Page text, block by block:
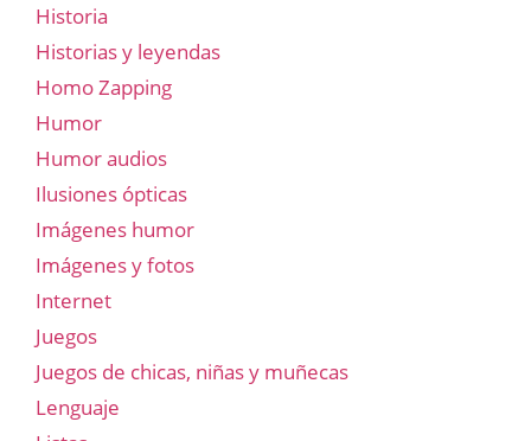
Historia
Historias y leyendas
Homo Zapping
Humor
Humor audios
Ilusiones ópticas
Imágenes humor
Imágenes y fotos
Internet
Juegos
Juegos de chicas, niñas y muñecas
Lenguaje